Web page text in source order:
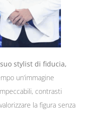
stylist di fiducia,
un’immagine
contrasti
la figura senza